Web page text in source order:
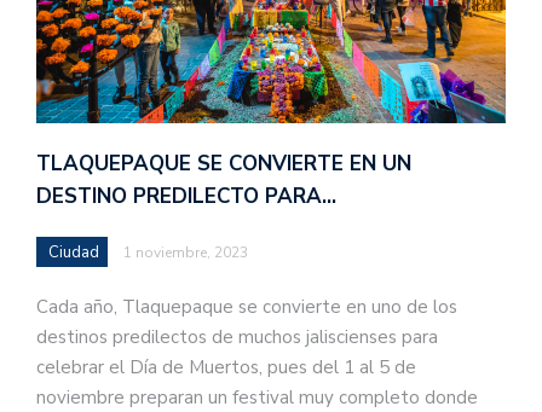
TLAQUEPAQUE SE CONVIERTE EN UN
DESTINO PREDILECTO PARA…
Ciudad 1 noviembre, 2023
Cada año, Tlaquepaque se convierte en uno de los
destinos predilectos de muchos jaliscienses para
celebrar el Día de Muertos, pues del 1 al 5 de
noviembre preparan un festival muy completo donde